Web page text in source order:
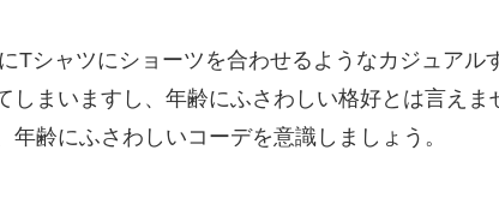
Tシャツにショーツを合わせるようなカジュアル
まいますし、年齢にふさわしい格好とは言え
齢にふさわしいコーデを意識しましょう。